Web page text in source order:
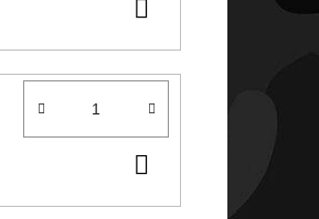
KOŠÍKU
KOŠÍKU